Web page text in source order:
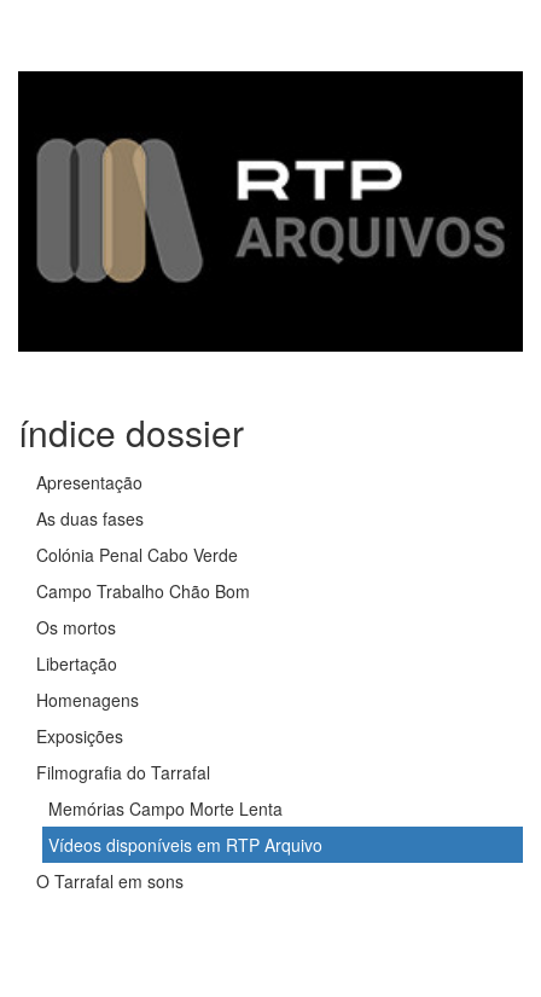
índice dossier
Apresentação
As duas fases
Colónia Penal Cabo Verde
Campo Trabalho Chão Bom
Os mortos
Libertação
Homenagens
Exposições
Filmografia do Tarrafal
Memórias Campo Morte Lenta
Vídeos disponíveis em RTP Arquivo
O Tarrafal em sons